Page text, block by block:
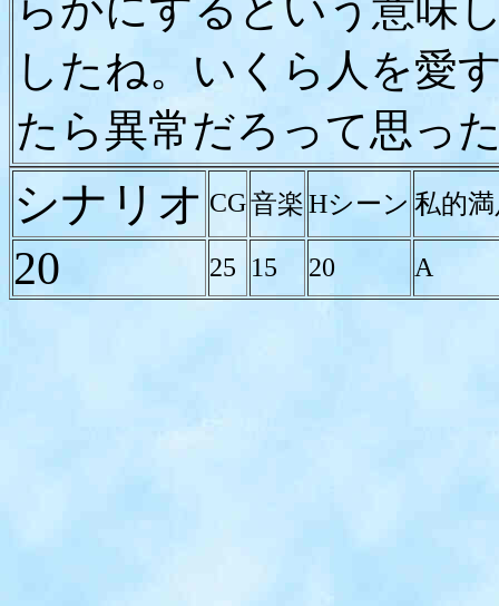
らかにするという意味
したね。いくら人を愛
たら異常だろって思っ
シナリオ CG音楽Hシーン 私的
20 25 15 20 A